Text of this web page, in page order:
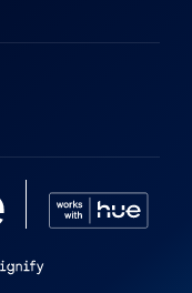
Hue